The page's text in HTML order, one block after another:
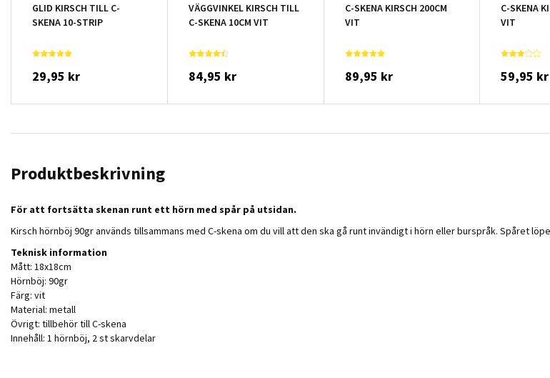
GLID KIRSCH TILL C-
SKENA 10-STRIP
29,95 kr
VÄGGVINKEL KIRSCH TILL
C-SKENA 10CM VIT
84,95 kr
C-SKENA KIRSCH 200CM
VIT
89,95 kr
C-SKENA
VIT
59,95 kr
Produktbeskrivning
För att fortsätta skenan runt ett hörn med spår på utsidan.
Kirsch hörnböj 90gr används tillsammans med C-skena om du vill att den ska gå runt invändigt i hörn eller burspråk. Spåret
Teknisk information
Mått: 18x18cm
Hörnböj: 90gr
Färg: vit
Material: metall
Övrigt: tillbehör till C-skena
Innehåll: 1 hörnböj, 2 st skarvdelar